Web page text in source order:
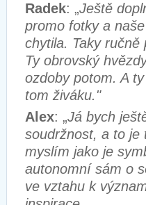
Radek: „Ještě
promo fotky a
chytila. Taky
Ty obrovský
ozdoby potom. A
tom živáku."
Alex: „Já bych
soudržnost, a to je
myslím jako je
autonomní sám o
ve vztahu k